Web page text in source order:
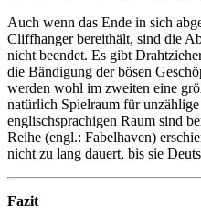
Auch wenn das Ende in sich
Cliffhanger bereithält, sind die
nicht beendet. Es gibt
die Bändigung der bösen
werden wohl im zweiten eine
natürlich Spielraum für
englischsprachigen Raum sind
Reihe (engl.: Fabelhaven)
nicht zu lang dauert, bis sie
Fazit